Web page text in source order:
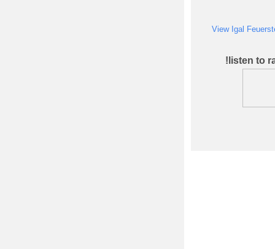
listen to